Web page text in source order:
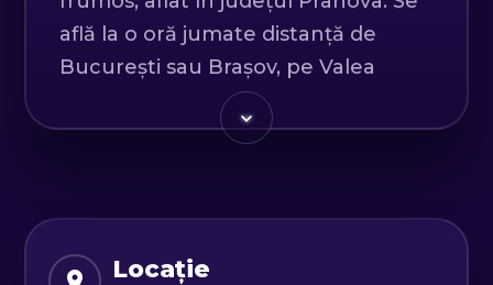
află la o oră jumate distanță de
București sau Brașov, pe Valea
Fie că ești începător sau avansat,
Locație